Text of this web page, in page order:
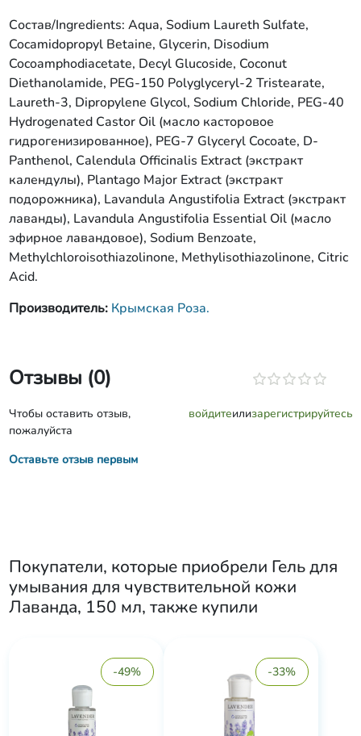
Состав/Ingredients: Aqua, Sodium Laureth Sulfate,
Cocamidopropyl Betaine, Glycerin, Disodium
Cocoamphodiacetate, Decyl Glucoside, Coconut
Diethanolamide, PEG-150 Polyglyceryl-2 Tristearate,
Laureth-3, Dipropylene Glycol, Sodium Chloride, PEG-40
Hydrogenated Castor Oil (масло касторовое
гидрогенизированное), PEG-7 Glyceryl Cocoate, D-
Panthenol, Calendula Officinalis Extract (экстракт
календулы), Plantago Major Extract (экстракт
подорожника), Lavandula Angustifolia Extract (экстракт
лаванды), Lavandula Angustifolia Essential Oil (масло
эфирное лавандовое), Sodium Benzoate,
Methylchloroisothiazolinone, Methylisothiazolinone, Citric
Acid.
Производитель: Крымская Роза.
Отзывы (0)
Чтобы оставить отзыв,
пожалуйста
войдитеилизарегистрируйтесь
Оставьте отзыв первым
Покупатели, которые приобрели Гель для
умывания для чувствительной кожи
Лаванда, 150 мл, также купили
-49% -33%